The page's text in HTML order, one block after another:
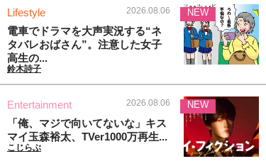
Lifestyle 2026.08.06
電車でドラマを大声実況する“ネ
タバレおばさん”。注意した女子
高生の...
鈴木詩子
NEW
Entertainment 2026.08.06
「俺、マジで向いてないな」キス
マイ玉森裕太、TVer1000万再生...
こじらぶ
NEW